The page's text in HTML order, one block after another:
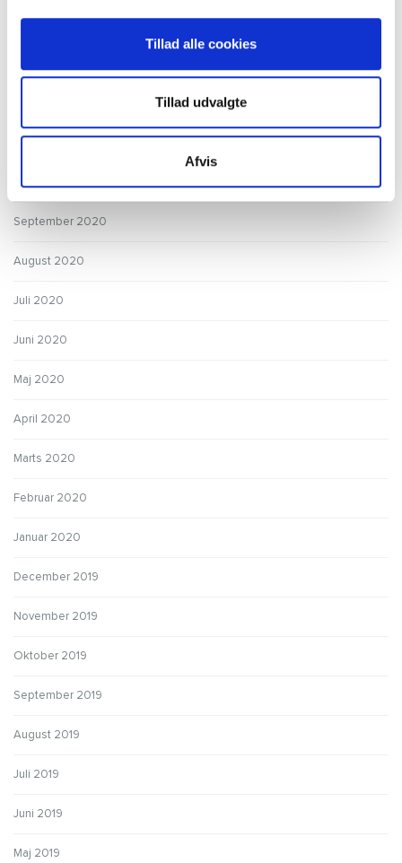
Tillad alle cookies
Tillad udvalgte
Afvis
Februar 2021
November 2020
Oktober 2020
September 2020
August 2020
Juli 2020
Juni 2020
Maj 2020
April 2020
Marts 2020
Februar 2020
Januar 2020
December 2019
November 2019
Oktober 2019
September 2019
August 2019
Juli 2019
Juni 2019
Maj 2019